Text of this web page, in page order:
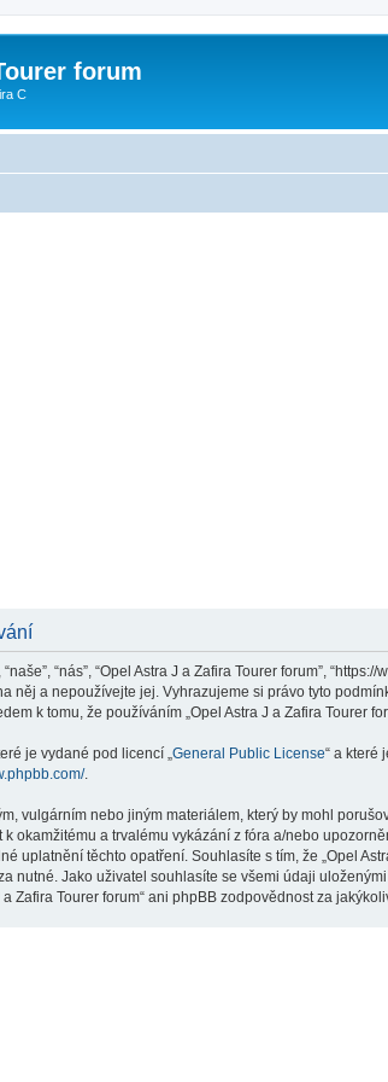
forum
C
“nás”, “Opel Astra J a Zafira Tourer forum”,
něj a nepoužívejte jej. Vyhrazujeme si právo tyto
k tomu, že používáním „Opel Astra J a Zafira Tourer
je vydané pod licencí „ General Public License“ a které
.
vulgárním nebo jiným materiálem, který by mohl
okamžitému a trvalému vykázání z fóra a/nebo
uplatnění těchto opatření. Souhlasíte s tím, že „Opel
Jako uživatel souhlasíte se všemi údaji
Zafira Tourer forum“ ani phpBB zodpovědnost za